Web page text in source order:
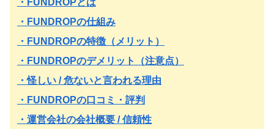
・FUNDROPの仕組み
・FUNDROPの特徴（メリット）
・FUNDROPのデメリット（注意点）
・怪しい / 危ないと言われる理由
・FUNDROPの口コミ・評判
・運営会社の会社概要 / 信頼性